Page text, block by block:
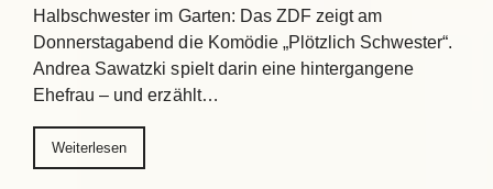
Halbschwester im Garten: Das ZDF zeigt am
Donnerstagabend die Komödie „Plötzlich Schwester“.
Andrea Sawatzki spielt darin eine hintergangene
Ehefrau – und erzählt…
Weiterlesen